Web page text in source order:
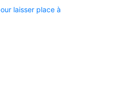
laisser place à